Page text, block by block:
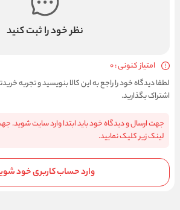
نظر خود را ثبت کنید
امتیاز کنونی : 0
لطفا دیدگاه خود را راجع به این کالا بنویسید و تجربه
اشتراک بگذارید.
جهت ارسال و دیدگاه خود باید ابتدا وارد سایت شوید.
لینک زیر کلیک نمایید.
وارد حساب کاربری خود